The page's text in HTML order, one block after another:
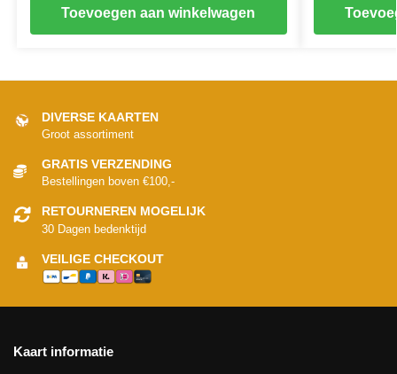
Toevoegen aan winkelwagen
DIVERSE KAARTEN
Groot assortiment
GRATIS VERZENDING
Bestellingen boven €100,-
RETOURNEREN MOGELIJK
30 Dagen bedenktijd
VEILIGE CHECKOUT
Kaart informatie